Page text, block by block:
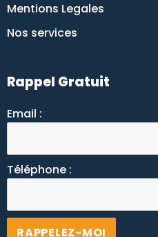
Mentions Legales
Nos services
Rappel Gratuit
Email :
Téléphone :